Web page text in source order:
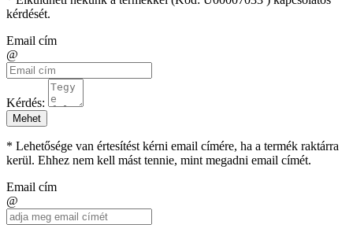
kérdését.
Email cím
@
Kérdés:
Mehet
* Lehetősége van értesítést kérni email címére, ha a termék raktárra
kerül. Ehhez nem kell mást tennie, mint megadni email címét.
Email cím
@